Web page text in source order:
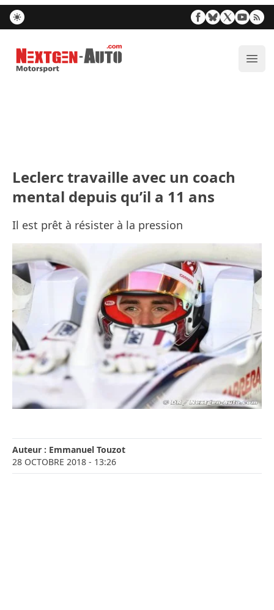
Nextgen-Auto.com
Leclerc travaille avec un coach
mental depuis qu’il a 11 ans
Il est prêt à résister à la pression
Auteur : Emmanuel Touzot
28 OCTOBRE 2018 - 13:26